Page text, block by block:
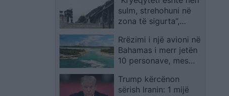
Iran ka përfunduar:
Shpresoj të më ndjeni
mungesën
sulm, strehohuni në
zona të sigurta”,
Kiev pas
shpërthimeve të forta
në orët e para të
Rrëzimi i një avioni në
Bahamas i merr jetën
10 personave, mes
ketë edhe pjesëtarë të
një grupi muzikor
Trump kërcënon
sërish Iranin: 1 mijë